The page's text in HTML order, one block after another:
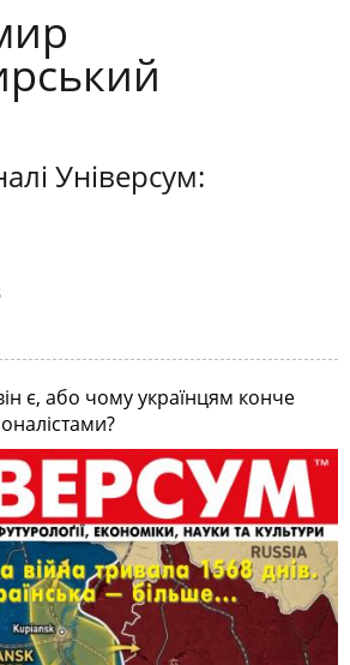
Універсум:
є, або чому українцям конче